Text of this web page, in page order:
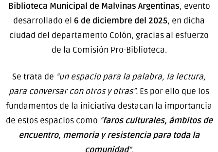
Biblioteca Municipal de Malvinas Argentinas, evento
desarrollado el 6 de diciembre del 2025, en dicha
ciudad del departamento Colón, gracias al esfuerzo
de la Comisión Pro-Biblioteca.
Se trata de “un espacio para la palabra, la lectura,
para conversar con otros y otras”. Es por ello que los
fundamentos de la iniciativa destacan la importancia
de estos espacios como “faros culturales, ámbitos de
encuentro, memoria y resistencia para toda la